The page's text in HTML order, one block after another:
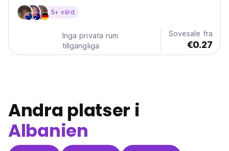
300 meters from the serene Potam Beach. This
charming hostel, surrounded by lush gardens, provides
5+ värd
Inga privata rum
tillgängliga
Sovesale fra
€0.27
Andra platser i
Albanien